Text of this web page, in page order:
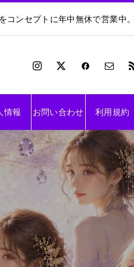
ンセプトに年中無休で営業中
情報 お問い合わせ 利用規約